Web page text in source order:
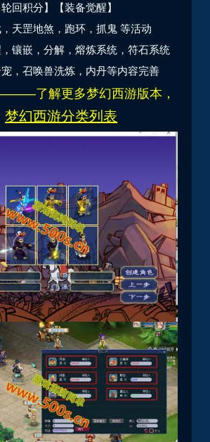
回积分】【装备觉醒】
天罡地煞，跑环，抓鬼 等活动
镶嵌，分解，熔炼系统，符石系统
，召唤兽洗炼，内丹等内容完善
解更多梦幻西游版本，
梦幻西游分类列表